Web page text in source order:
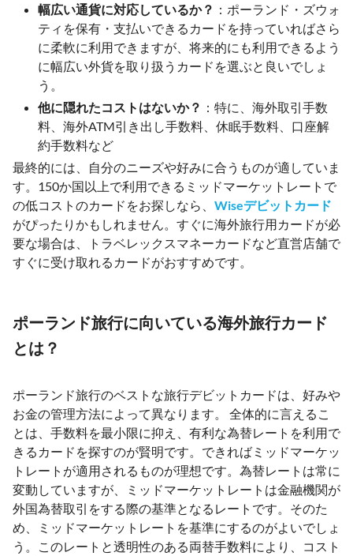
幅広い通貨に対応しているか？ ：ポーランド・ズウォ
ティを保有・支払いできるカードを持っていればさら
に柔軟に利用できますが、将来的にも利用できるよう
に幅広い外貨を取り扱うカードを選ぶと良いでしょ
う。
他に隠れたコストはないか？ ：特に、海外取引手数
料、海外ATM引き出し手数料、休眠手数料、口座解
約手数料など
最終的には、自分のニーズや好みに合うものが適していま
す。150か国以上で利用できるミッドマーケットレートで
の低コストのカードをお探しなら、 Wiseデビットカード
がぴったりかもしれません。すぐに海外旅行用カードが必
要な場合は、トラベレックスマネーカードなど直営店舗で
すぐに受け取れるカードがおすすめです。
ポーランド旅行に向いている海外旅行カード
とは？
ポーランド旅行のベストな旅行デビットカードは、好みや
お金の管理方法によって異なります。 全体的に言えるこ
とは、手数料を最小限に抑え、有利な為替レートを利用で
きるカードを探すのが賢明です。できればミッドマーケッ
トレートが適用されるものが理想です。為替レートは常に
変動していますが、ミッドマーケットレートは金融機関が
外国為替取引をする際の基準となるレートです。そのた
め、ミッドマーケットレートを基準にするのがよいでしょ
う。このレートと透明性のある両替手数料により、コスト